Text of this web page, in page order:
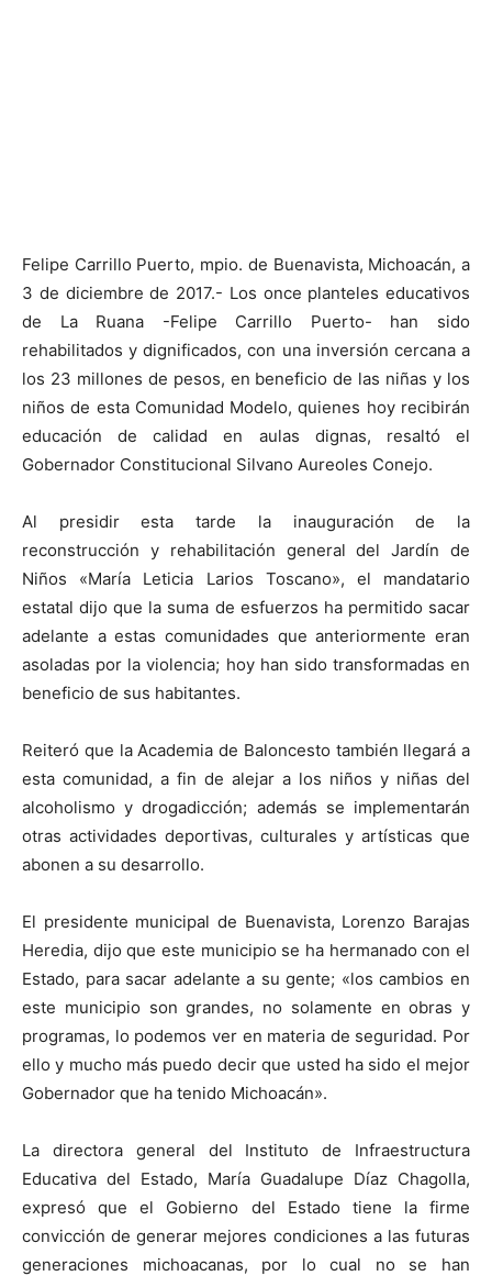
Felipe Carrillo Puerto, mpio. de Buenavista, Michoacán, a
3 de diciembre de 2017.- Los once planteles educativos
de La Ruana -Felipe Carrillo Puerto- han sido
rehabilitados y dignificados, con una inversión cercana a
los 23 millones de pesos, en beneficio de las niñas y los
niños de esta Comunidad Modelo, quienes hoy recibirán
educación de calidad en aulas dignas, resaltó el
Gobernador Constitucional Silvano Aureoles Conejo.
Al presidir esta tarde la inauguración de la
reconstrucción y rehabilitación general del Jardín de
Niños «María Leticia Larios Toscano», el mandatario
estatal dijo que la suma de esfuerzos ha permitido sacar
adelante a estas comunidades que anteriormente eran
asoladas por la violencia; hoy han sido transformadas en
beneficio de sus habitantes.
Reiteró que la Academia de Baloncesto también llegará a
esta comunidad, a fin de alejar a los niños y niñas del
alcoholismo y drogadicción; además se implementarán
otras actividades deportivas, culturales y artísticas que
abonen a su desarrollo.
El presidente municipal de Buenavista, Lorenzo Barajas
Heredia, dijo que este municipio se ha hermanado con el
Estado, para sacar adelante a su gente; «los cambios en
este municipio son grandes, no solamente en obras y
programas, lo podemos ver en materia de seguridad. Por
ello y mucho más puedo decir que usted ha sido el mejor
Gobernador que ha tenido Michoacán».
La directora general del Instituto de Infraestructura
Educativa del Estado, María Guadalupe Díaz Chagolla,
expresó que el Gobierno del Estado tiene la firme
convicción de generar mejores condiciones a las futuras
generaciones michoacanas, por lo cual no se han